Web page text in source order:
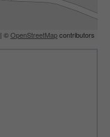
| ©OpenStreetMapcontributors